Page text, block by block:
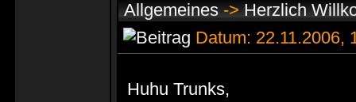
Allgemeines->Herzlich
Datum:
Huhu Trunks,